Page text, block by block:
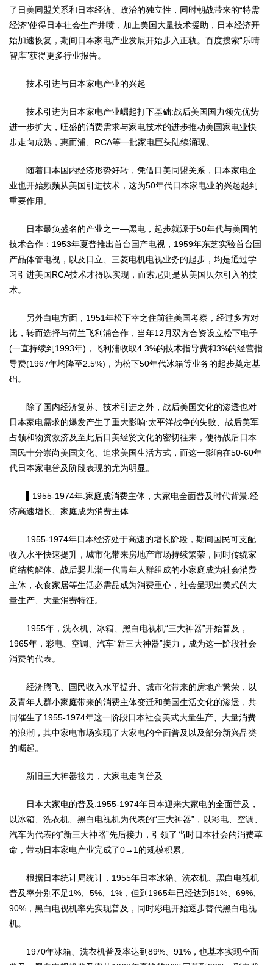
了日美同盟关系和日本经济、政治的独立性，同时朝战带来的“特需
经济”使得日本社会生产井喷，加上美国大量技术援助，日本经济开
始加速恢复，期间日本家电产业发展开始步入正轨。百度搜索“乐晴
智库”获得更多行业报告。
技术引进与日本家电产业的兴起
技术引进为日本家电产业崛起打下基础:战后美国国力领先优势
进一步扩大，旺盛的消费需求与家电技术的进步推动美国家电业快
步走向成熟，惠而浦、RCA等一批家电巨头陆续涌现。
随着日本国内经济形势好转，凭借日美同盟关系，日本家电企
业也开始频频从美国引进技术，这为50年代日本家电业的兴起起到
重要作用。
日本最负盛名的产业之一—黑电，起步就源于50年代与美国的
技术合作：1953年夏普推出首台国产电视，1959年东芝实验首台国
产晶体管电视，以及日立、三菱电机电视业务的起步，均是通过学
习引进美国RCA技术才得以实现，而索尼则是从美国贝尔引入的技
术。
另外白电方面，1951年松下幸之住前往美国考察，经过多方对
比，转而选择与荷兰飞利浦合作，当年12月双方合资设立松下电子
(一直持续到1993年)，飞利浦收取4.3%的技术指导费和3%的经营指
导费(1967年均降至2.5%)，为松下50年代冰箱等业务的起步奠定基
础。
除了国内经济复苏、技术引进之外，战后美国文化的渗透也对
日本家电需求的爆发产生了重大影响:太平洋战争的失败、战后美军
占领和物资救济及至此后日美经贸文化的密切往来，使得战后日本
国民十分崇尚美国文化、追求美国生活方式，而这一影响在50-60年
代日本家电普及阶段表现的尤为明显。
▌1955-1974年:家庭成消费主体，大家电全面普及时代背景:经
济高速增长、家庭成为消费主体
1955-1974年日本经济处于高速的增长阶段，期间国民可支配
收入水平快速提升，城市化带来房地产市场持续繁荣，同时传统家
庭结构解体、战后婴儿潮一代青年人群组成的小家庭成为社会消费
主体，衣食家居等生活必需品成为消费重心，社会呈现出美式的大
量生产、大量消费特征。
1955年，洗衣机、冰箱、黑白电视机“三大神器”开始普及，
1965年，彩电、空调、汽车“新三大神器”接力，成为这一阶段社会
消费的代表。
经济腾飞、国民收入水平提升、城市化带来的房地产繁荣，以
及青年人群小家庭带来的消费主体变迁和美国生活文化的渗透，共
同催生了1955-1974年这一阶段日本社会美式大量生产、大量消费
的浪潮，其中家电市场实现了大家电的全面普及以及部分新兴品类
的崛起。
新旧三大神器接力，大家电走向普及
日本大家电的普及:1955-1974年日本迎来大家电的全面普及，
以冰箱、洗衣机、黑白电视机为代表的“三大神器”，以彩电、空调、
汽车为代表的“新三大神器”先后接力，引领了当时日本社会的消费革
命，带动日本家电产业完成了0→1的规模积累。
根据日本统计局统计，1955年日本冰箱、洗衣机、黑白电视机
普及率分别不足1%、5%、1%，但到1965年已经达到51%、69%、
90%，黑白电视机率先实现普及，同时彩电开始逐步替代黑白电视
机。
1970年冰箱、洗衣机普及率达到89%、91%，也基本实现全面